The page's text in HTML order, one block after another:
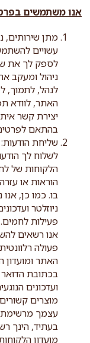
אנו משתמשים
מתן שירותים,
עשויים
לספק לך את
ניהול ומעקב
לנהל, לתמוך,
האתר, לוודא
יצירת קשר
בהתאם
שליחת
לשלוח לך
הלקוחות של
הוראות או
בו. כמו כן,
פעילות
אנו רשאים
פעולה
האתר
בכתובת
ועדכונים
מוצרים
עצמך מרשימת
בעתיד, הינך
מועדון